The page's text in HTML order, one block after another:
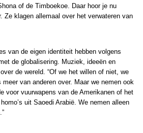
of de Timboekoe. Daar hoor je nu
Ze klagen allemaal over het verwateren van
van de eigen identiteit hebben volgens
de globalisering. Muziek, ideeën en
de wereld. “Of we het willen of niet, we
van anderen over. Maar we nemen ook
voor vuurwapens van de Amerikanen of het
uit Saoedi Arabië. We nemen alleen